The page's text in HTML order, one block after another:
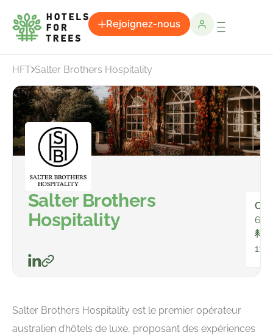
Rejoignez-nous
HFT Salter Brothers Hospitality
Salter Brothers
Hospitality
641
Salter Brothers Hospitality est le premier opérateur
australien d’hôtels de luxe, proposant des expériences